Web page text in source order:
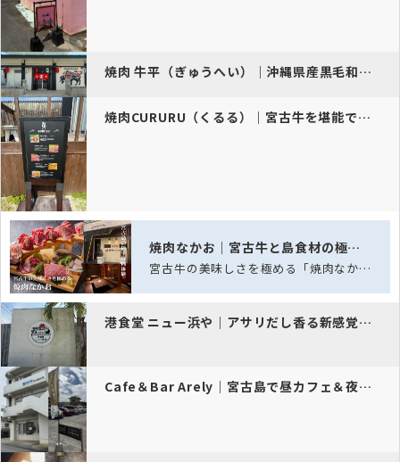
焼肉 牛平（ぎゅうへい）｜沖縄県産黒毛和牛を伊良部島で堪能
焼肉CURURU（くるる）｜宮古牛を堪能できる伊良部島の隠れ家
港食堂 ニュー浜や｜アサリだし香る新感覚の宮古そば
Cafe＆Bar Arely｜宮古島で昼カフェ＆夜バーを楽しむ隠れ家
焼肉なかお｜宮古牛と島食材の極上焼肉
宮古牛の美味しさを極める「焼肉なかお」──五感を満たす、島の極上焼肉体験